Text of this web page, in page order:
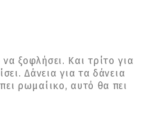
ξοφλήσει. Και τρίτο για
Δάνεια για τα δάνεια
ρωμαίικο, αυτό θα πει